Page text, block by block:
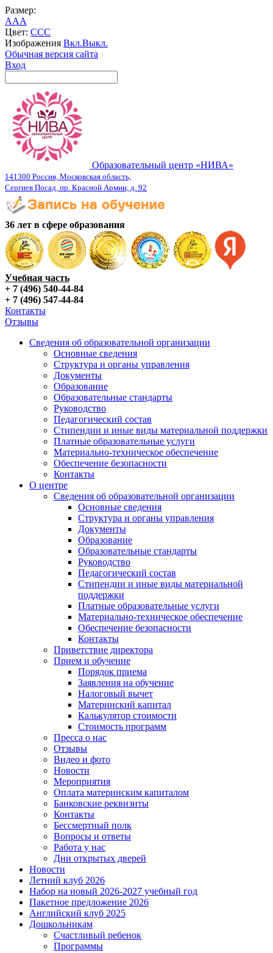
Размер:
AAA
Цвет: CCC
Изображения Вкл.Выкл.
Обычная версия сайта
Вход
Образовательный центр «НИВА»
141300 Россия, Московская область,
Сергиев Посад, пр. Красной Армии, д. 92
36 лет в сфере образования
Учебная часть
+ 7 (496) 540-44-84
+ 7 (496) 547-44-84
Контакты
Отзывы
Сведения об образовательной организации
Основные сведения
Структура и органы управления
Документы
Образование
Образовательные стандарты
Руководство
Педагогический состав
Стипендии и иные виды материальной поддержки
Платные образовательные услуги
Материально-техническое обеспечение
Обеспечение безопасности
Контакты
О центре
Сведения об образовательной организации
Основные сведения
Структура и органы управления
Документы
Образование
Образовательные стандарты
Руководство
Педагогический состав
Стипендии и иные виды материальной
поддержки
Платные образовательные услуги
Материально-техническое обеспечение
Обеспечение безопасности
Контакты
Приветствие директора
Прием и обучение
Порядок приема
Заявления на обучение
Налоговый вычет
Материнский капитал
Калькулятор стоимости
Стоимость программ
Пресса о нас
Отзывы
Видео и фото
Новости
Мероприятия
Оплата материнским капиталом
Банковские реквизиты
Контакты
Бессмертный полк
Вопросы и ответы
Работа у нас
Дни открытых дверей
Новости
Летний клуб 2026
Набор на новый 2026-2027 учебный год
Пакетное предложение 2026
Английский клуб 2025
Дошкольникам
Счастливый ребенок
Программы